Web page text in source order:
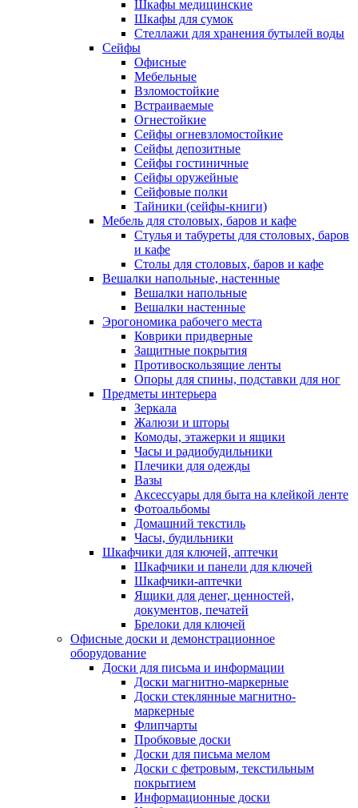
Шкафы медицинские
Шкафы для сумок
Стеллажи для хранения бутылей воды
Сейфы
Офисные
Мебельные
Взломостойкие
Встраиваемые
Огнестойкие
Сейфы огневзломостойкие
Сейфы депозитные
Сейфы гостиничные
Сейфы оружейные
Сейфовые полки
Тайники (сейфы-книги)
Мебель для столовых, баров и кафе
Стулья и табуреты для столовых, баров
и кафе
Столы для столовых, баров и кафе
Вешалки напольные, настенные
Вешалки напольные
Вешалки настенные
Эрогономика рабочего места
Коврики придверные
Защитные покрытия
Противоскользящие ленты
Опоры для спины, подставки для ног
Предметы интерьера
Зеркала
Жалюзи и шторы
Комоды, этажерки и ящики
Часы и радиобудильники
Плечики для одежды
Вазы
Аксессуары для быта на клейкой ленте
Фотоальбомы
Домашний текстиль
Часы, будильники
Шкафчики для ключей, аптечки
Шкафчики и панели для ключей
Шкафчики-аптечки
Ящики для денег, ценностей,
документов, печатей
Брелоки для ключей
Офисные доски и демонстрационное
оборудование
Доски для письма и информации
Доски магнитно-маркерные
Доски стеклянные магнитно-
маркерные
Флипчарты
Пробковые доски
Доски для письма мелом
Доски с фетровым, текстильным
покрытием
Информационные доски